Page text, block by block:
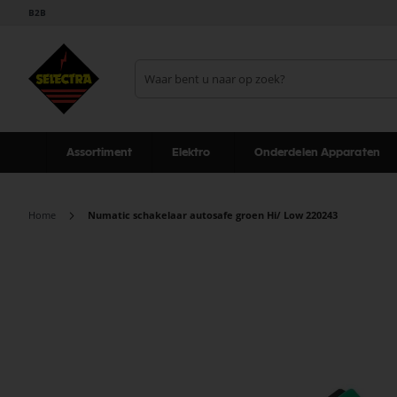
B2B
Assortiment Elektro Onderdelen Apparaten
Home Numatic schakelaar autosafe groen Hi/ Low 220243